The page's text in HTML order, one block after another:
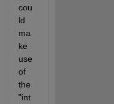
cou
ld
ma
ke
use
of
the
"int